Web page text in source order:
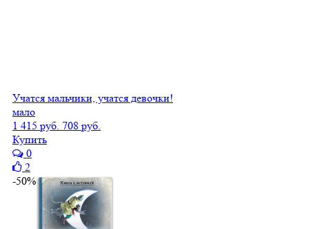
Учатся мальчики, учатся девочки!
мало
1 415 руб. 708 руб.
Купить
0
2
-50%